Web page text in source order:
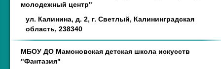
молодежный центр"
ул. Калинина, д. 2, г. Светлый, Калининградская
область, 238340
МБОУ ДО Мамоновская детская школа искусств
"Фантазия"